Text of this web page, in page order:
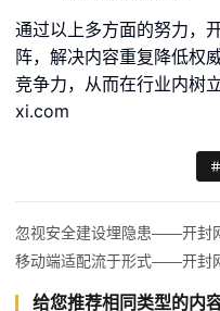
通过以上多方面的努力，
阵，解决内容重复降低权
竞争力，从而在行业内树
xi.com
忽视安全建设埋隐患——开封
移动端适配流于形式——开封
给您推荐相同类型的内容